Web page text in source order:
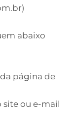
abaixo
página de
site ou e-mail